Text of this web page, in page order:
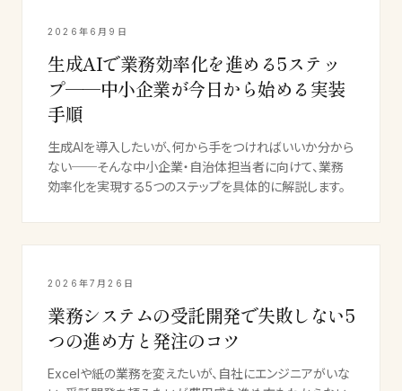
2026年6月9日
生成AIで業務効率化を進める5ステッ
プ──中小企業が今日から始める実装
手順
生成AIを導入したいが、何から手をつければいいか分から
ない──そんな中小企業・自治体担当者に向けて、業務
効率化を実現する5つのステップを具体的に解説します。
2026年7月26日
業務システムの受託開発で失敗しない5
つの進め方と発注のコツ
Excelや紙の業務を変えたいが、自社にエンジニアがいな